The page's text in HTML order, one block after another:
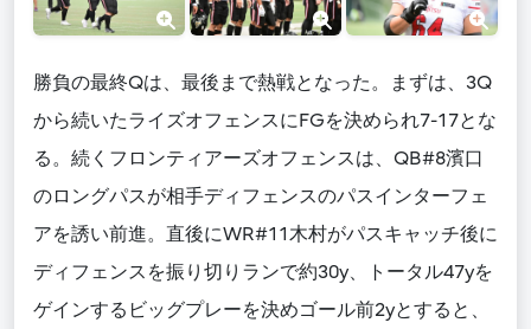
勝負の最終Qは、最後まで熱戦となった。まずは、3Q
から続いたライズオフェンスにFGを決められ7-17とな
る。続くフロンティアーズオフェンスは、QB#8濱口
のロングパスが相手ディフェンスのパスインターフェ
アを誘い前進。直後にWR#11木村がパスキャッチ後に
ディフェンスを振り切りランで約30y、トータル47yを
ゲインするビッグプレーを決めゴール前2yとすると、